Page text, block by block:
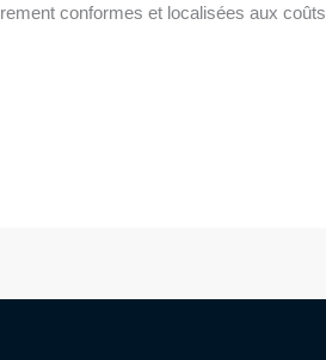
conformes et localisées aux coûts